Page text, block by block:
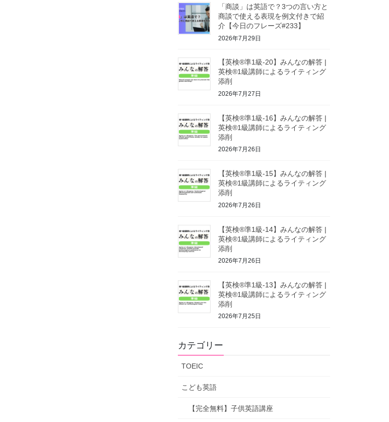
「商談」は英語で？3つの言い方と
商談で使える表現を例文付きで紹
介【今日のフレーズ#233】
2026年7月29日
【英検®準1級-20】みんなの解答 |
英検®1級講師によるライティング
添削
2026年7月27日
【英検®準1級-16】みんなの解答 |
英検®1級講師によるライティング
添削
2026年7月26日
【英検®準1級-15】みんなの解答 |
英検®1級講師によるライティング
添削
2026年7月26日
【英検®準1級-14】みんなの解答 |
英検®1級講師によるライティング
添削
2026年7月26日
【英検®準1級-13】みんなの解答 |
英検®1級講師によるライティング
添削
2026年7月25日
カテゴリー
TOEIC
こども英語
【完全無料】子供英語講座